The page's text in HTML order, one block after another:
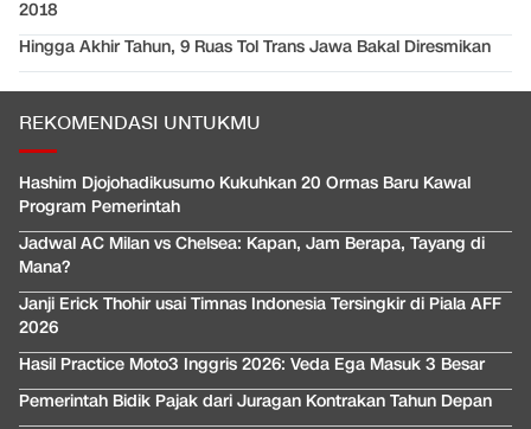
2018
Hingga Akhir Tahun, 9 Ruas Tol Trans Jawa Bakal Diresmikan
REKOMENDASI UNTUKMU
Hashim Djojohadikusumo Kukuhkan 20 Ormas Baru Kawal
Program Pemerintah
Jadwal AC Milan vs Chelsea: Kapan, Jam Berapa, Tayang di
Mana?
Janji Erick Thohir usai Timnas Indonesia Tersingkir di Piala AFF
2026
Hasil Practice Moto3 Inggris 2026: Veda Ega Masuk 3 Besar
Pemerintah Bidik Pajak dari Juragan Kontrakan Tahun Depan